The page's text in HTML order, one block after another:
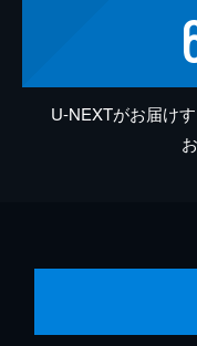
U-NEXTがお届け